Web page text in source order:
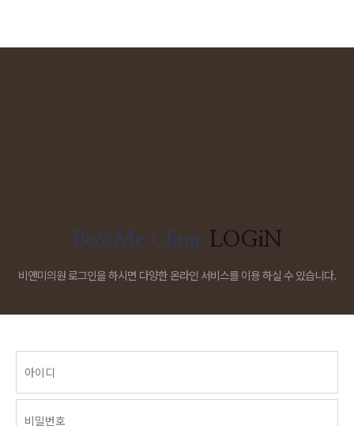
Be&Me Clinic LOGiN
비앤미의원 로그인을 하시면 다양한 온라인 서비스를 이용 하실 수 있습니다.